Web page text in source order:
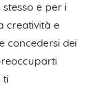
e per i
creatività e
concedersi dei
ti